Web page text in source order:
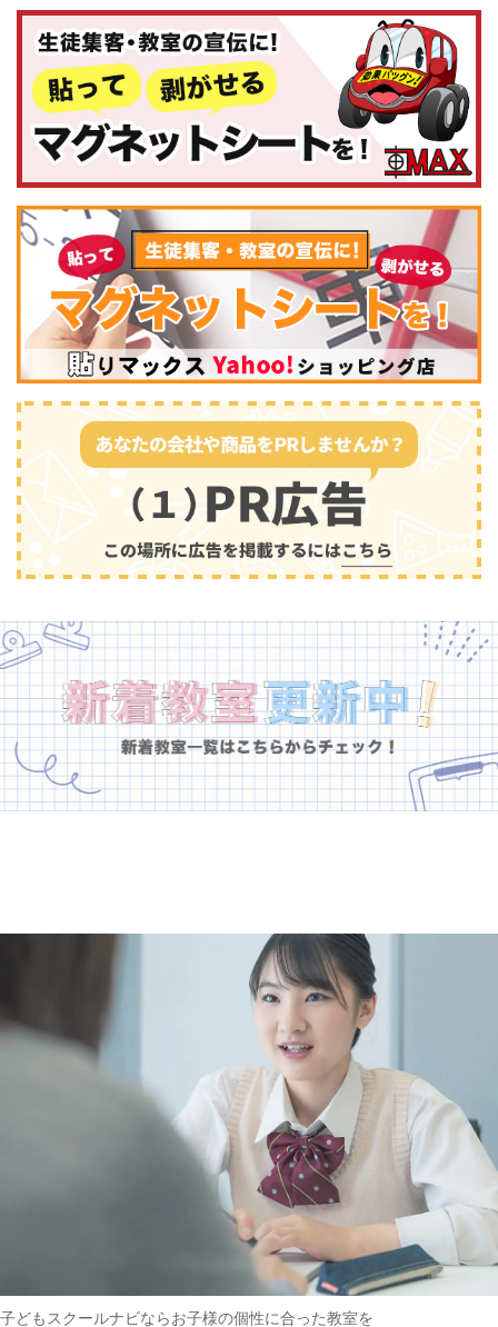
コンピュータ・科学(441)
幼児教育(681)
子どもスクールナビならお子様の個性に合った教室を